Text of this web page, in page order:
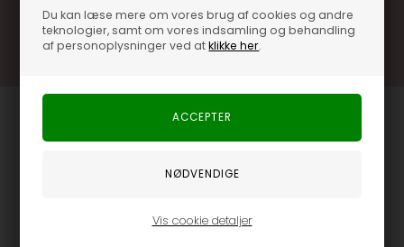
Du kan læse mere om vores brug af cookies og andre
teknologier, samt om vores indsamling og behandling
af personoplysninger ved atklikke her.
Vis cookie detaljer
Læs mere og bliv medlem